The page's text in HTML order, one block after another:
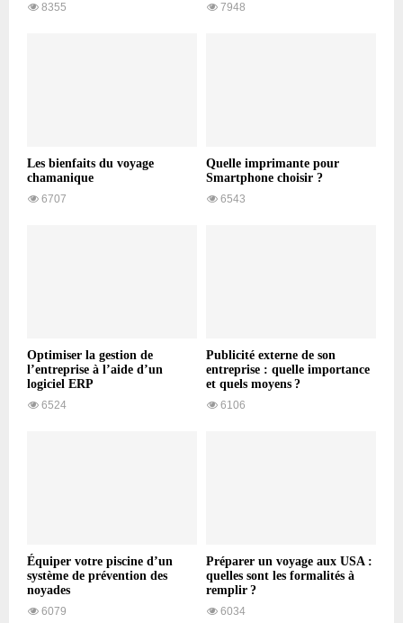
8355 7948
Les bienfaits du voyage
chamanique
6707
Quelle imprimante pour
Smartphone choisir ?
6543
Optimiser la gestion de
l’entreprise à l’aide d’un
logiciel ERP
6524
Publicité externe de son
entreprise : quelle importance
et quels moyens ?
6106
Équiper votre piscine d’un
système de prévention des
noyades
6079
Préparer un voyage aux USA :
quelles sont les formalités à
remplir ?
6034